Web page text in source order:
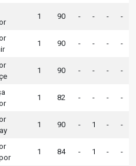
1 90 - - - -
1 90 - - - -
1 90 - - - -
1 82 - - - -
1 90 - 1 - -
1 84 - 1 - -